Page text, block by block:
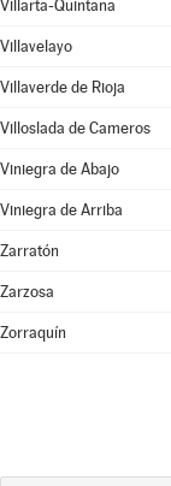
Villarta-Quintana
Villavelayo
Villaverde de Rioja
Villoslada de Cameros
Viniegra de Abajo
Viniegra de Arriba
Zarratón
Zarzosa
Zorraquín